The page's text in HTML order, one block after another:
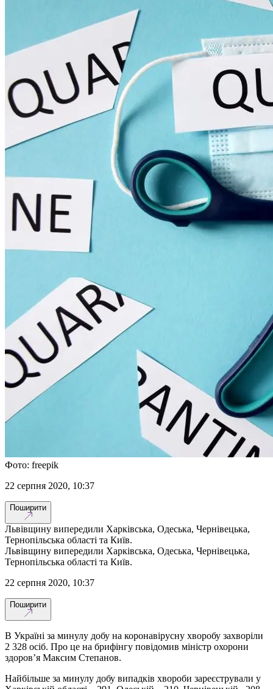
Фото: freepik
22 серпня 2020, 10:37
Поширити
Львівщину випередили Харківська, Одеська, Чернівецька,
Тернопільська області та Київ.
Львівщину випередили Харківська, Одеська, Чернівецька,
Тернопільська області та Київ.
22 серпня 2020, 10:37
Поширити
В Україні за минулу добу на коронавірусну хворобу захворіли
2 328 осіб. Про це на брифінгу повідомив міністр охорони
здоров’я Максим Степанов.
Найбільше за минулу добу випадків хвороби зареєстрували у